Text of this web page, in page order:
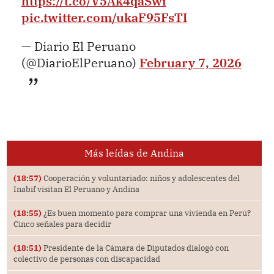
pic.twitter.com/ukaF95FsTI
— Diario El Peruano
(@DiarioElPeruano) February 7, 2026
Más leídas de Andina
(18:57) Cooperación y voluntariado: niños y adolescentes del
Inabif visitan El Peruano y Andina
(18:55) ¿Es buen momento para comprar una vivienda en Perú?
Cinco señales para decidir
(18:51) Presidente de la Cámara de Diputados dialogó con
colectivo de personas con discapacidad